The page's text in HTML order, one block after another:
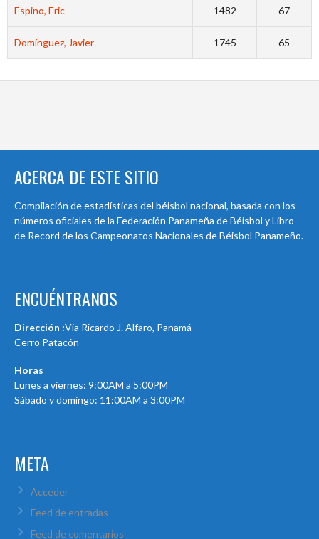
Espino, Eric 1482 67
Domínguez, Javier 1745 65
ACERCA DE ESTE SITIO
Compilación de estadísticas del béisbol nacional, basada con los
números oficiales de la Federación Panameña de Béisbol y Libro
de Record de los Campeonatos Nacionales de Béisbol Panameño.
ENCUÉNTRANOS
Dirección :Via Ricardo J. Alfaro, Panamá
Cerro Patacón
Horas
Lunes a viernes: 9:00AM a 5:00PM
Sábado y domingo: 11:00AM a 3:00PM
META
Acceder
Feed de entradas
Feed de comentarios